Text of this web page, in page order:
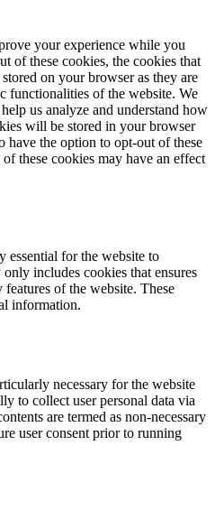
your experience while you
of these cookies, the cookies that
on your browser as they are
functionalities of the website. We
us analyze and understand how
will be stored in your browser
have the option to opt-out of these
these cookies may have an effect
essential for the website to
includes cookies that ensures
of the website. These
information.
necessary for the website
to collect user personal data via
are termed as non-necessary
user consent prior to running